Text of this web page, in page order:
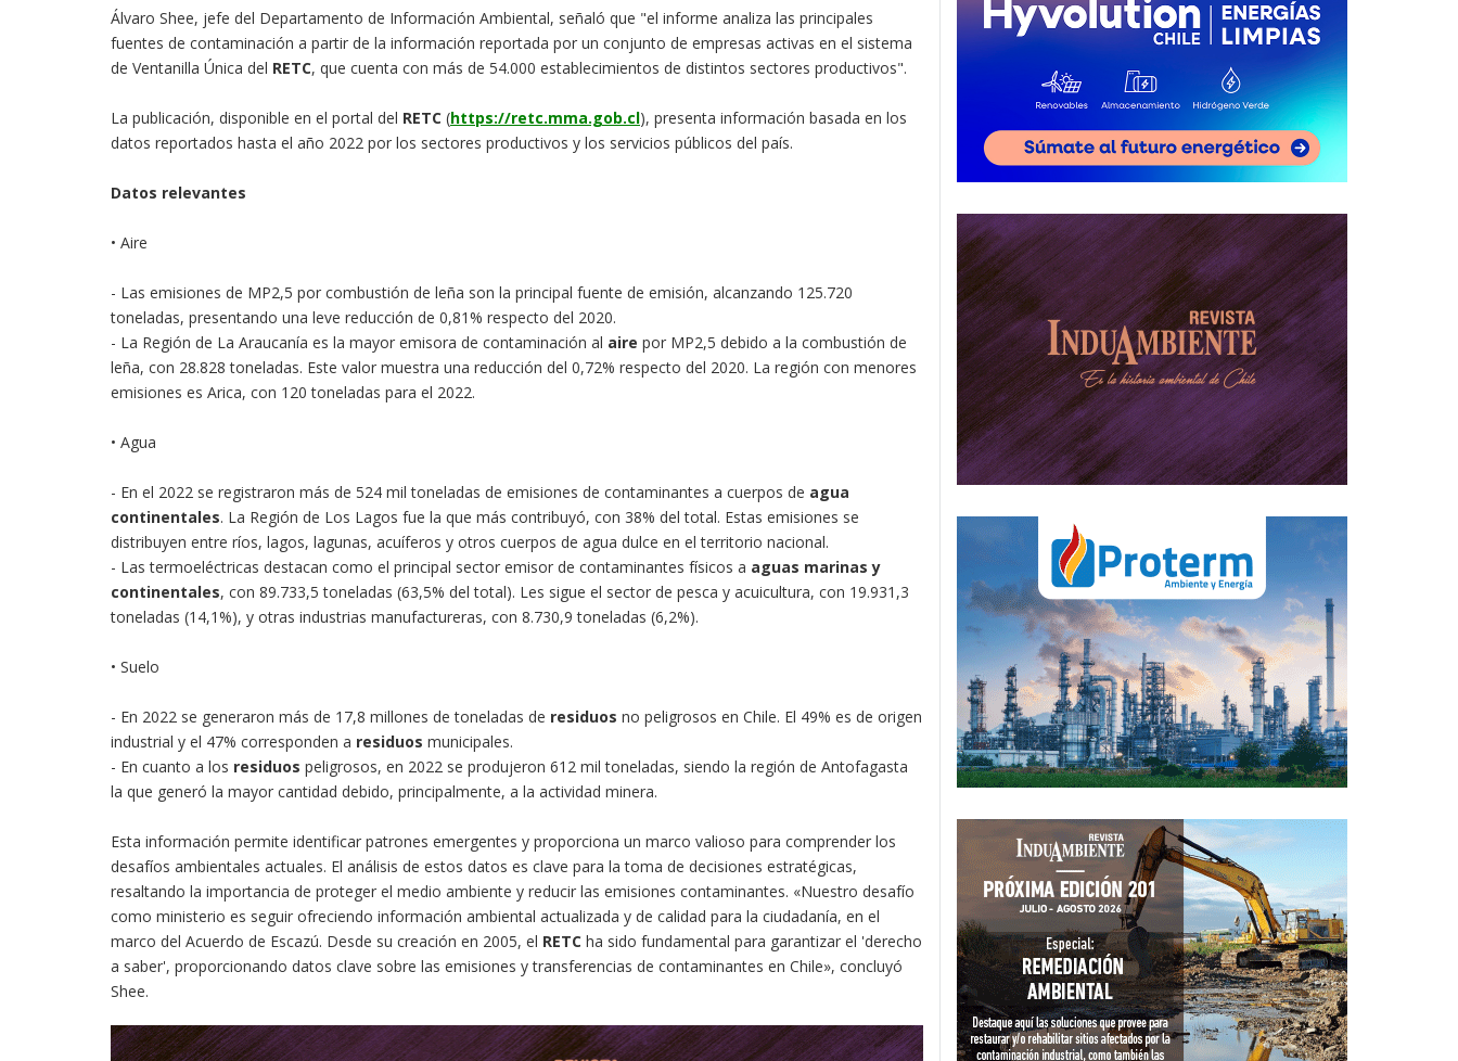
Álvaro Shee, jefe del Departamento de Información Ambiental, señaló que "el informe analiza las principales
fuentes de contaminación a partir de la información reportada por un conjunto de empresas activas en el sistema
de Ventanilla Única del RETC, que cuenta con más de 54.000 establecimientos de distintos sectores productivos".
La publicación, disponible en el portal del RETC (https://retc.mma.gob.cl), presenta información basada en los
datos reportados hasta el año 2022 por los sectores productivos y los servicios públicos del país.
Datos relevantes
• Aire
- Las emisiones de MP2,5 por combustión de leña son la principal fuente de emisión, alcanzando 125.720
toneladas, presentando una leve reducción de 0,81% respecto del 2020.
- La Región de La Araucanía es la mayor emisora de contaminación al aire por MP2,5 debido a la combustión de
leña, con 28.828 toneladas. Este valor muestra una reducción del 0,72% respecto del 2020. La región con menores
emisiones es Arica, con 120 toneladas para el 2022.
• Agua
- En el 2022 se registraron más de 524 mil toneladas de emisiones de contaminantes a cuerpos de agua
continentales. La Región de Los Lagos fue la que más contribuyó, con 38% del total. Estas emisiones se
distribuyen entre ríos, lagos, lagunas, acuíferos y otros cuerpos de agua dulce en el territorio nacional.
- Las termoeléctricas destacan como el principal sector emisor de contaminantes físicos a aguas marinas y
continentales, con 89.733,5 toneladas (63,5% del total). Les sigue el sector de pesca y acuicultura, con 19.931,3
toneladas (14,1%), y otras industrias manufactureras, con 8.730,9 toneladas (6,2%).
• Suelo
- En 2022 se generaron más de 17,8 millones de toneladas de residuos no peligrosos en Chile. El 49% es de origen
industrial y el 47% corresponden a residuos municipales.
- En cuanto a los residuos peligrosos, en 2022 se produjeron 612 mil toneladas, siendo la región de Antofagasta
la que generó la mayor cantidad debido, principalmente, a la actividad minera.
Esta información permite identificar patrones emergentes y proporciona un marco valioso para comprender los
desafíos ambientales actuales. El análisis de estos datos es clave para la toma de decisiones estratégicas,
resaltando la importancia de proteger el medio ambiente y reducir las emisiones contaminantes. «Nuestro desafío
como ministerio es seguir ofreciendo información ambiental actualizada y de calidad para la ciudadanía, en el
marco del Acuerdo de Escazú. Desde su creación en 2005, el RETC ha sido fundamental para garantizar el 'derecho
a saber', proporcionando datos clave sobre las emisiones y transferencias de contaminantes en Chile», concluyó
Shee.